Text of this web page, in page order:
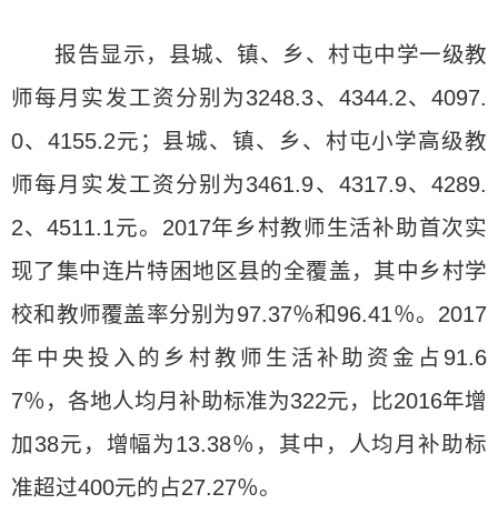
报告显示，县城、镇、乡、村屯中学一级教
师每月实发工资分别为3248.3、4344.2、4097.
0、4155.2元；县城、镇、乡、村屯小学高级教
师每月实发工资分别为3461.9、4317.9、4289.
2、4511.1元。2017年乡村教师生活补助首次实
现了集中连片特困地区县的全覆盖，其中乡村学
校和教师覆盖率分别为97.37％和96.41％。2017
年中央投入的乡村教师生活补助资金占91.6
7％，各地人均月补助标准为322元，比2016年增
加38元，增幅为13.38％，其中，人均月补助标
准超过400元的占27.27％。